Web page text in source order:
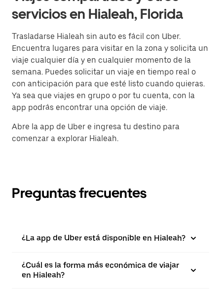
servicios en Hialeah, Florida
Trasladarse Hialeah sin auto es fácil con Uber.
Encuentra lugares para visitar en la zona y solicita un
viaje cualquier día y en cualquier momento de la
semana. Puedes solicitar un viaje en tiempo real o
con anticipación para que esté listo cuando quieras.
Ya sea que viajes en grupo o por tu cuenta, con la
app podrás encontrar una opción de viaje.
Abre la app de Uber e ingresa tu destino para
comenzar a explorar Hialeah.
Preguntas frecuentes
¿La app de Uber está disponible en Hialeah?
¿Cuál es la forma más económica de viajar
en Hialeah?